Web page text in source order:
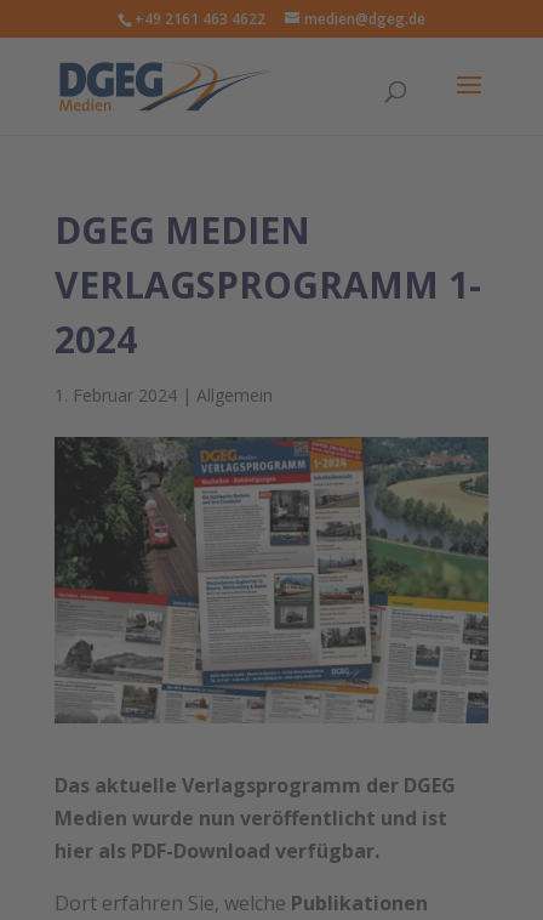
+49 2161 463 4622 medien@dgeg.de
DGEG MEDIEN
VERLAGSPROGRAMM 1-
2024
1. Februar 2024| Allgemein
Das aktuelle Verlagsprogramm der DGEG
Medien wurde nun veröffentlicht und ist
hier als PDF-Download verfügbar.
Dort erfahren Sie, welche Publikationen